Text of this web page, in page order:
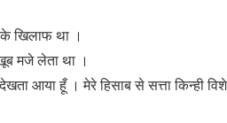
खिलाफ था ।
मजे लेता था ।
आया हूँ । मेरे हिसाब से सत्ता किन्ही